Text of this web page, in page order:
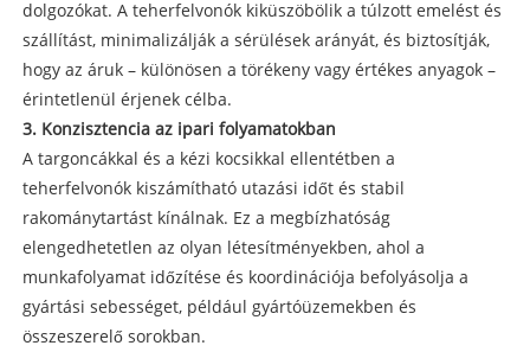
dolgozókat. A teherfelvonók kiküszöbölik a túlzott emelést és
szállítást, minimalizálják a sérülések arányát, és biztosítják,
hogy az áruk – különösen a törékeny vagy értékes anyagok –
érintetlenül érjenek célba.
3. Konzisztencia az ipari folyamatokban
A targoncákkal és a kézi kocsikkal ellentétben a
teherfelvonók kiszámítható utazási időt és stabil
rakománytartást kínálnak. Ez a megbízhatóság
elengedhetetlen az olyan létesítményekben, ahol a
munkafolyamat időzítése és koordinációja befolyásolja a
gyártási sebességet, például gyártóüzemekben és
összeszerelő sorokban.